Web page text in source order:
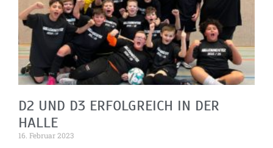
D2 UND D3 ERFOLGREICH IN DER
HALLE
16. Februar 2023